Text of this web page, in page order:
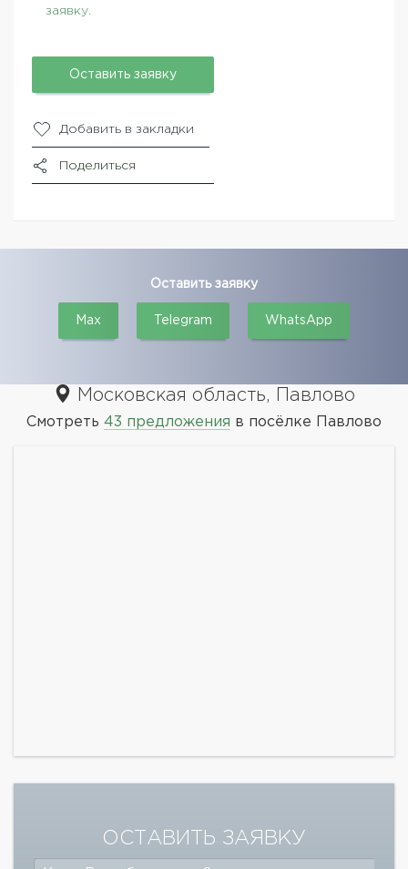
заявку.
Оставить заявку
Добавить в закладки
Поделиться
Оставить заявку
Max Telegram WhatsApp
Московская область, Павлово
Смотреть 43 предложения в посёлке Павлово
ОСТАВИТЬ ЗАЯВКУ